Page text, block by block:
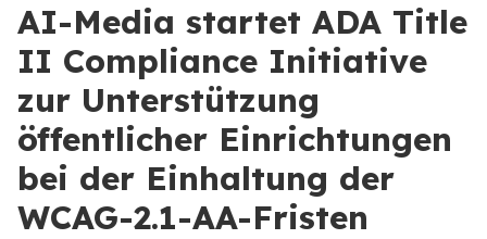
AI-Media startet ADA Title
II Compliance Initiative
zur Unterstützung
öffentlicher Einrichtungen
bei der Einhaltung der
WCAG-2.1-AA-Fristen